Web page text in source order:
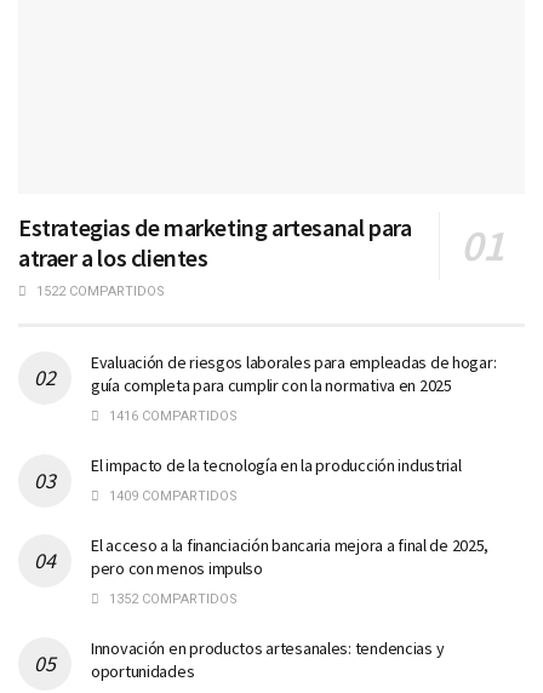
Estrategias de marketing artesanal para
atraer a los clientes
1522 COMPARTIDOS
Evaluación de riesgos laborales para empleadas de hogar:
guía completa para cumplir con la normativa en 2025
1416 COMPARTIDOS
El impacto de la tecnología en la producción industrial
1409 COMPARTIDOS
El acceso a la financiación bancaria mejora a final de 2025,
pero con menos impulso
1352 COMPARTIDOS
Innovación en productos artesanales: tendencias y
oportunidades